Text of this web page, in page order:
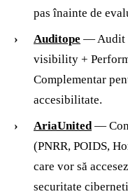
pas înainte de
Auditope — Audit
visibility +
Complementar
accesibilitate.
AriaUnited—
(PNRR, POIDS,
care vor să
securitate